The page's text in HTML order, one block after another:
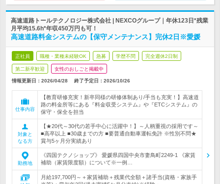
高速道路トールテクノロジー株式会社 | NEXCOグループ｜年休123日*残業
月平均15.6h*年収450万円も可！
高速道路料金システムの【保守メンテナンス】完休2日※愛媛
正社員 職種・業種未経験OK 急募 学歴不問 完全週休2日制
第二新卒歓迎 女性のおしごと掲載中
情報更新日：2026/04/28 終了予定日： 2026/10/26
仕事内容
【教育研修充実！新卒同様の研修体制あり/手当も充実！】高速道
路の料金所等にある『料金収受システム』や『ETCシステム』の
保守・保全を担当
対象と
なる方
【★20代～30代の若手中心に活躍中！】～人柄重視の採用です～
■高卒以上 ■30歳までの方 ■要普通自動車運転免許 ※性別不問★
賞与5ヶ月分実績あり
勤務地
《四国テクノショップ》 愛媛県四国中央市妻鳥町2249-1 《家賃
補助（家賃限度額）について※一例…
月給197,700円～＋家賃補助＋残業代全額＋諸手当(資格・家族手